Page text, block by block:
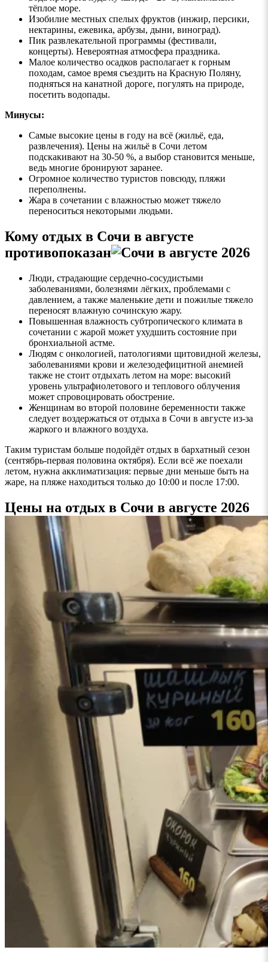
тёплое море.
Изобилие местных спелых фруктов (инжир, персики,
нектарины, ежевика, арбузы, дыни, виноград).
Пик развлекательной программы (фестивали,
концерты). Невероятная атмосфера праздника.
Малое количество осадков располагает к горным
походам, самое время съездить на Красную Поляну,
подняться на канатной дороге, погулять на природе,
посетить водопады.
Минусы:
Самые высокие цены в году на всё (жильё, еда,
развлечения). Цены на жильё в Сочи летом
подскакивают на 30-50 %, а выбор становится меньше,
ведь многие бронируют заранее.
Огромное количество туристов повсюду, пляжи
переполнены.
Жара в сочетании с влажностью может тяжело
переноситься некоторыми людьми.
Кому отдых в Сочи в августе
противопоказан
Люди, страдающие сердечно-сосудистыми
заболеваниями, болезнями лёгких, проблемами с
давлением, а также маленькие дети и пожилые тяжело
переносят влажную сочинскую жару.
Повышенная влажность субтропического климата в
сочетании с жарой может ухудшить состояние при
бронхиальной астме.
Людям с онкологией, патологиями щитовидной железы,
заболеваниями крови и железодефицитной анемией
также не стоит отдыхать летом на море: высокий
уровень ультрафиолетового и теплового облучения
может спровоцировать обострение.
Женщинам во второй половине беременности также
следует воздержаться от отдыха в Сочи в августе из-за
жаркого и влажного воздуха.
Таким туристам больше подойдёт отдых в бархатный сезон
(сентябрь-первая половина октября). Если всё же поехали
летом, нужна акклиматизация: первые дни меньше быть на
жаре, на пляже находиться только до 10:00 и после 17:00.
Цены на отдых в Сочи в августе 2026